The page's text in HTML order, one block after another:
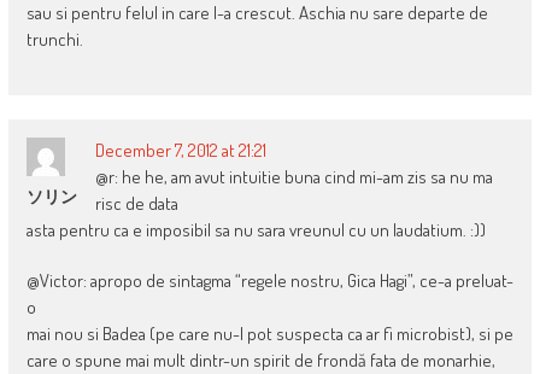
sau si pentru felul in care l-a crescut. Aschia nu sare departe de
trunchi.
ソリン
December 7, 2012 at 21:21
@r: he he, am avut intuitie buna cind mi-am zis sa nu ma
risc de data
asta pentru ca e imposibil sa nu sara vreunul cu un laudatium. :))
@Victor: apropo de sintagma “regele nostru, Gica Hagi”, ce-a preluat-
o
mai nou si Badea (pe care nu-l pot suspecta ca ar fi microbist), si pe
care o spune mai mult dintr-un spirit de frondă fata de monarhie,